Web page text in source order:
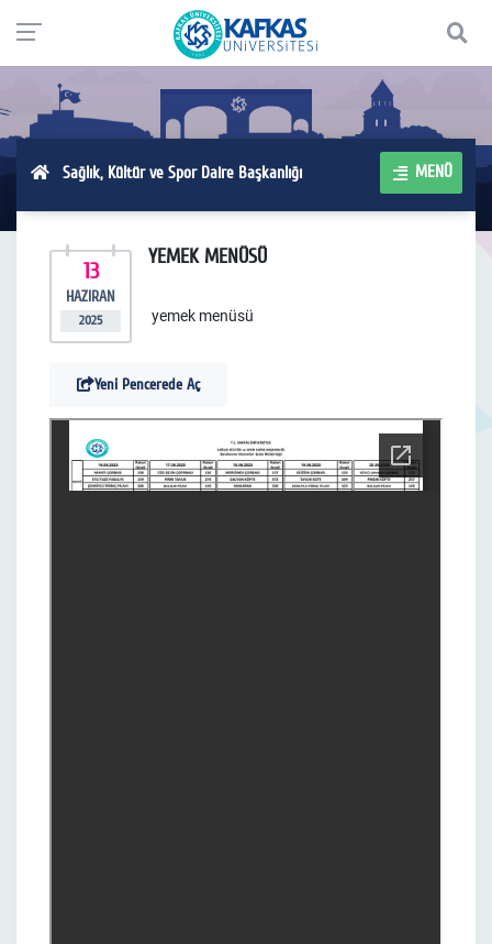
Sağlık, Kültür ve Spor Daire Başkanlığı MENÜ
13
HAZIRAN
2025
YEMEK MENÜSÜ
yemek menüsü
Yeni Pencerede Aç